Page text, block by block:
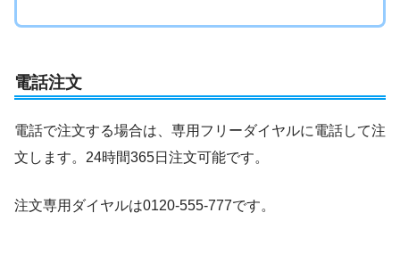
電話注文
電話で注文する場合は、専用フリーダイヤルに電話して注
文します。24時間365日注文可能です。
注文専用ダイヤルは0120-555-777です。